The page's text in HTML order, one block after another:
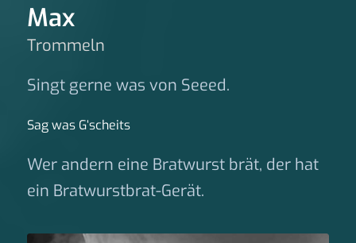
Max
Trommeln
Singt gerne was von Seeed.
Sag was G‘scheits
Wer andern eine Bratwurst brät, der hat
ein Bratwurstbrat-Gerät.